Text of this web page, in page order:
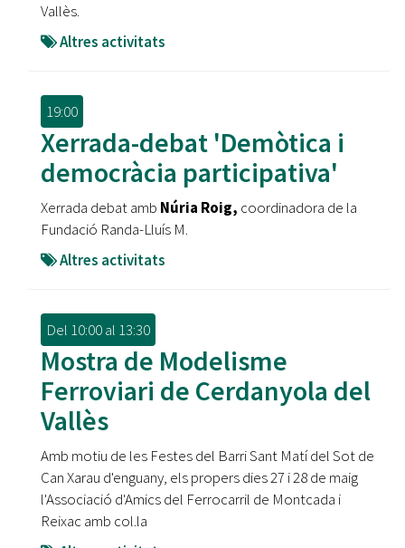
Vallès.
Altres activitats
19:00
Xerrada-debat 'Demòtica i
democràcia participativa'
Xerrada debat amb Núria Roig, coordinadora de la
Fundació Randa-Lluís M.
Altres activitats
Del 10:00al 13:30
Mostra de Modelisme
Ferroviari de Cerdanyola del
Vallès
Amb motiu de les Festes del Barri Sant Matí del Sot de
Can Xarau d'enguany, els propers dies 27 i 28 de maig
l'Associació d'Amics del Ferrocarril de Montcada i
Reixac amb col.la